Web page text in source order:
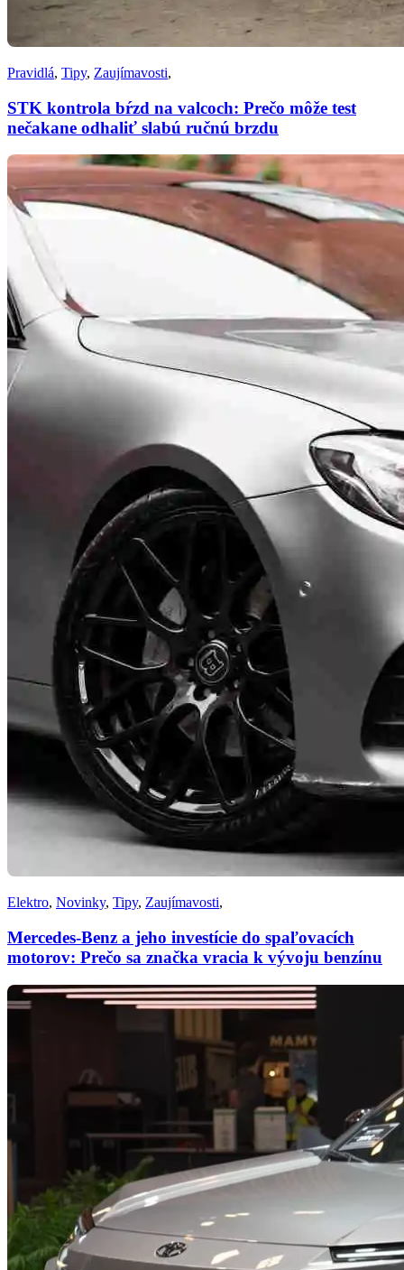
Pravidlá, Tipy, Zaujímavosti,
STK kontrola bŕzd na valcoch: Prečo môže test
nečakane odhaliť slabú ručnú brzdu
Elektro, Novinky, Tipy, Zaujímavosti,
Mercedes-Benz a jeho investície do spaľovacích
motorov: Prečo sa značka vracia k vývoju benzínu